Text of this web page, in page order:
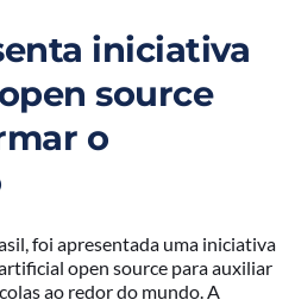
iniciativa
source
o
foi apresentada uma iniciativa
open source para auxiliar
ao redor do mundo. A